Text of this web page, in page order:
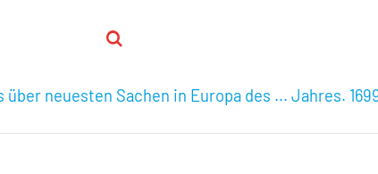
neuesten Sachen in Europa des ... Jahres.